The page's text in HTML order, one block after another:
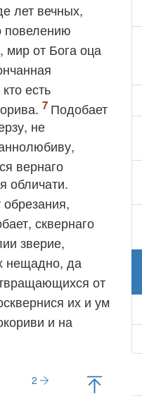
лет вечных,
повелению
мир от Бога оца
есть
Подобает
не
вернаго
обличати.
сквернаго
зверие,
нещадно, да
от
их и ум
и на
2